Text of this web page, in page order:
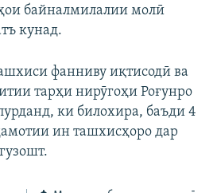
байналмилалии молӣ
кунад.
фанниву иқтисодӣ ва
тарҳи нирӯгоҳи Роғунро
ки билохира, баъди 4
ин ташхисҳоро дар